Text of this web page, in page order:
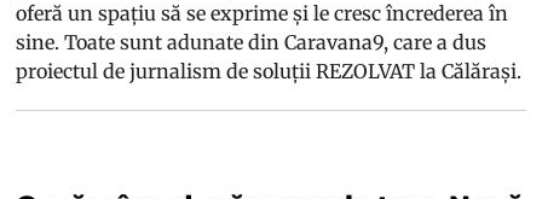
oferă un spațiu să se exprime și le cresc încrederea în
sine. Toate sunt adunate din Caravana9, care a dus
proiectul de jurnalism de soluții REZOLVAT la Călărași.